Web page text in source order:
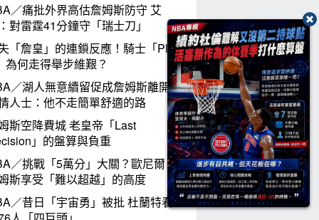
／痛批外界高估詹姆斯防守 艾
對雷霆41分鐘守「瑞士刀」
「詹皇」的連鎖反應！騎士「Plan
為何走得舉步維艱？
／湖人無意續留促成詹姆斯離開
人士：他不走簡單舒適的路
斯空降費城 老皇帝「Last
」的盤算與負重
／挑戰「5萬分」大關？歐尼爾：
斯享受「難以超越」的高度
／昔日「宇宙勇」被批 杜蘭特看